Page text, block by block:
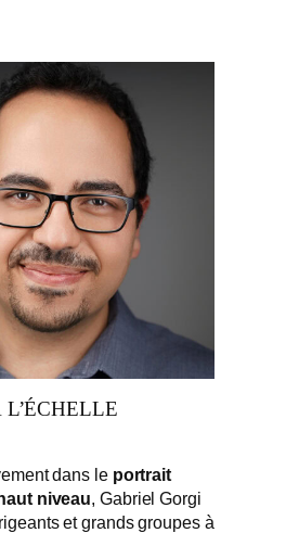
L’ÉCHELLE
dans le portrait
niveau, Gabriel Gorgi
et grands groupes à